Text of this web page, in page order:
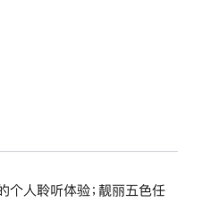
个人聆听体验；靓丽五色任